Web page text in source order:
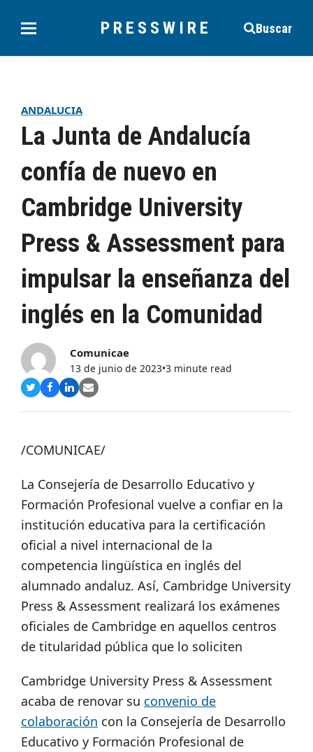
PRESSWIRE Buscar
ANDALUCIA
La Junta de Andalucía
confía de nuevo en
Cambridge University
Press & Assessment para
impulsar la enseñanza del
inglés en la Comunidad
Comunicae
13 de junio de 2023•3 minute read
Compartir
Twitter
Compartir
Facebook
Compartir
LinkedIn
Share
Email
/COMUNICAE/
La Consejería de Desarrollo Educativo y
Formación Profesional vuelve a confiar en la
institución educativa para la certificación
oficial a nivel internacional de la
competencia lingüística en inglés del
alumnado andaluz. Así, Cambridge University
Press & Assessment realizará los exámenes
oficiales de Cambridge en aquellos centros
de titularidad pública que lo soliciten
Cambridge University Press & Assessment
acaba de renovar su convenio de
colaboración con la Consejería de Desarrollo
Educativo y Formación Profesional de